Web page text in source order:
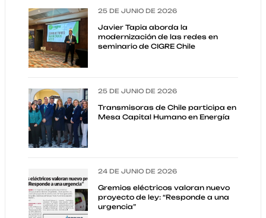
25 DE JUNIO DE 2026
Javier Tapia aborda la
modernización de las redes en
seminario de CIGRE Chile
25 DE JUNIO DE 2026
Transmisoras de Chile participa en
Mesa Capital Humano en Energía
24 DE JUNIO DE 2026
Gremios eléctricos valoran nuevo
proyecto de ley: “Responde a una
urgencia”